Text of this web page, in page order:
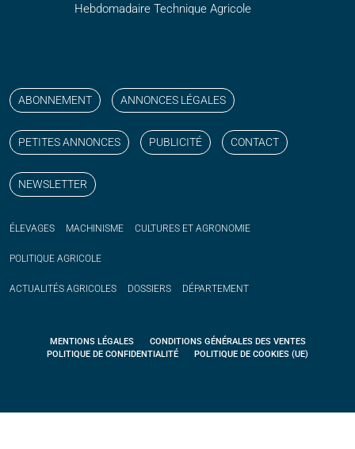
Hebdomadaire Technique Agricole
ABONNEMENT ANNONCES LÉGALES
PETITES ANNONCES PUBLICITÉ CONTACT
NEWSLETTER
ÉLEVAGES MACHINISME CULTURES ET AGRONOMIE
POLITIQUE AGRICOLE
ACTUALITÉS AGRICOLES DOSSIERS DÉPARTEMENT
MENTIONS LÉGALES
CONDITIONS GÉNÉRALES DES VENTES
POLITIQUE DE CONFIDENTIALITÉ
POLITIQUE DE COOKIES (UE)